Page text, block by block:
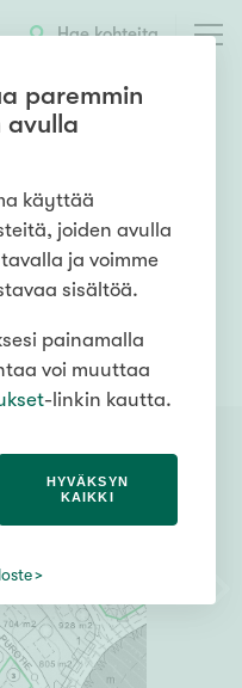
Hae kohteita
,Pälkäne
paremmin
avulla
käyttää
joiden avulla
ja voimme
sisältöä.
painamalla
voi muuttaa
-linkin kautta.
HYVÄKSYN
KAIKKI